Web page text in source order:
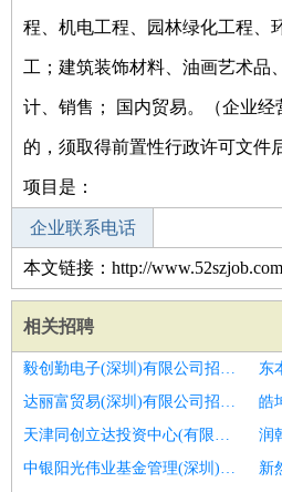
程、机电工程、园林绿化工程、
工；建筑装饰材料、油画艺术品
计、销售； 国内贸易。（企业
的，须取得前置性行政许可文件
项目是：
企业联系电话
本文链接：http://
相关招聘
毅创勤电子(深圳)有限公司招聘区域运营管理部总监
达丽富贸易(深圳)有限公司招聘财务总监
天津同创立达投资中心(有限合伙)招聘商务总监
中银阳光伟业基金管理(深圳)有限公司招聘客服总监